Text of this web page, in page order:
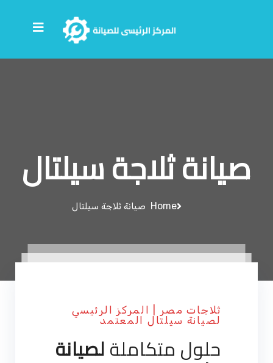
صيانة ثلاجة سيلتال
Home صيانة ثلاجة سيلتال
ثلاجات مصر | المركز الرئيسي
لصيانة سيلتال المعتمد
حلول متكاملةلصيانة